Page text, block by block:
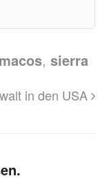
macos, sierra
in den USA